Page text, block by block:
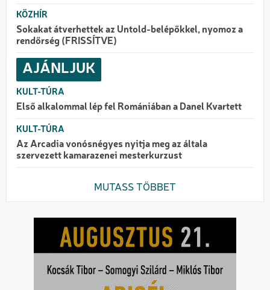
KÖZHÍR
Sokakat átverhettek az Untold-belépőkkel, nyomoz a
rendőrség (FRISSÍTVE)
AJÁNLJUK
KULT-TÚRA
Első alkalommal lép fel Romániában a Danel Kvartett
KULT-TÚRA
Az Arcadia vonósnégyes nyitja meg az általa
szervezett kamarazenei mesterkurzust
MUTASS TÖBBET